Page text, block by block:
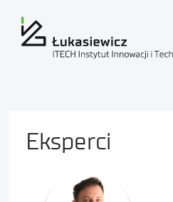
Eksperci